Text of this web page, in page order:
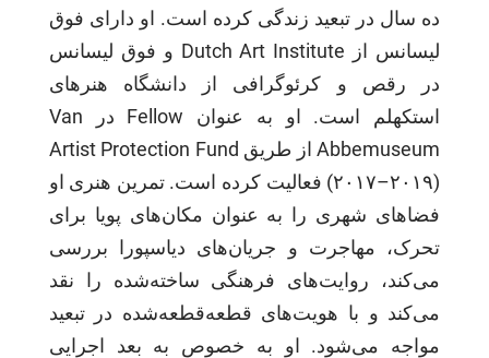
ده سال در تبعید زندگی کرده است. او دارای فوق
لیسانس از Dutch Art Institute و فوق لیسانس
در رقص و کرئوگرافی از دانشگاه هنرهای
استکهلم است. او به عنوان Fellow در Van
Abbemuseum از طریق Artist Protection Fund
(۲۰۱۷–۲۰۱۹) فعالیت کرده است. تمرین هنری او
فضاهای شهری را به عنوان مکان‌های پویا برای
تحرک، مهاجرت و جریان‌های دیاسپورا بررسی
می‌کند، روایت‌های فرهنگی ساخته‌شده را نقد
می‌کند و با هویت‌های قطعه‌قطعه‌شده در تبعید
مواجه می‌شود. او به خصوص به بعد اجرایی